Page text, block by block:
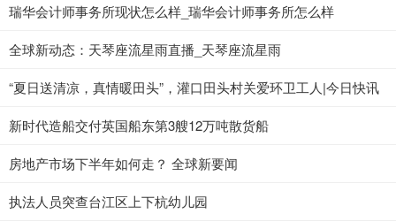
瑞华会计师事务所现状怎么样_瑞华会计师事务所怎么样
全球新动态：天琴座流星雨直播_天琴座流星雨
“夏日送清凉，真情暖田头”，灌口田头村关爱环卫工人|今日快讯
新时代造船交付英国船东第3艘12万吨散货船
房地产市场下半年如何走？ 全球新要闻
执法人员突查台江区上下杭幼儿园